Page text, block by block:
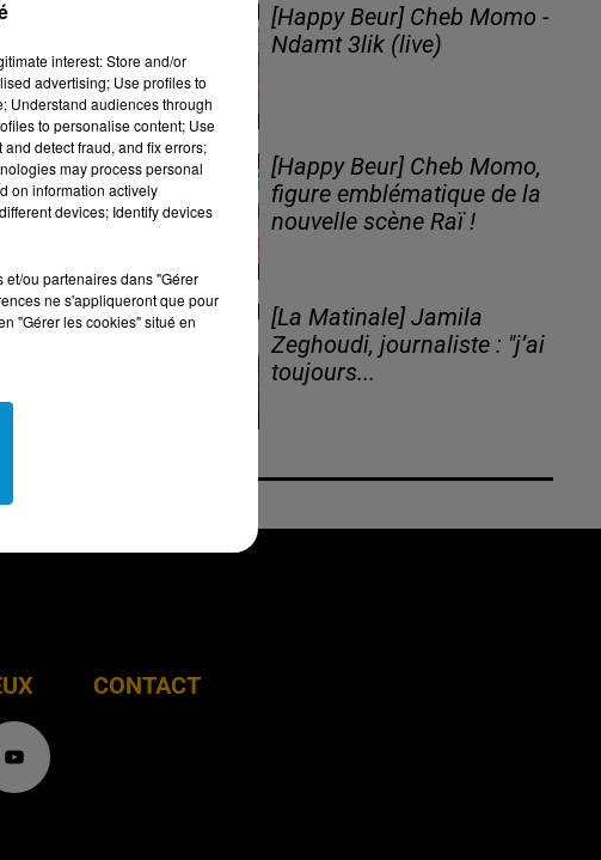
[Happy Beur] Cheb Momo -
Ndamt 3lik (live)
[Happy Beur] Cheb Momo,
figure emblématique de la
nouvelle scène Raï !
[La Matinale] Jamila
Zeghoudi, journaliste : "j’ai
toujours...
CONTACT
interest: Store and/or
advertising; Use profiles to
Understand audiences through
to personalise content; Use
detect fraud, and fix errors;
may process personal
on information actively
devices; Identify devices
et/ou partenaires dans "Gérer
ne s'appliqueront que pour
"Gérer les cookies" situé en